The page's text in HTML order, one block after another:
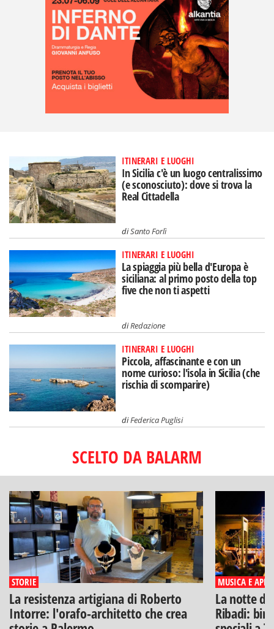
ITINERARI E LUOGHI
In Sicilia c'è un luogo centralissimo
(e sconosciuto): dove si trova la
Real Cittadella
diSanto Forlì
ITINERARI E LUOGHI
La spiaggia più bella d'Europa è
siciliana: al primo posto della top
five che non ti aspetti
diRedazione
ITINERARI E LUOGHI
Piccola, affascinante e con un
nome curioso: l'isola in Sicilia (che
rischia di scomparire)
diFederica Puglisi
SCELTO DA BALARM
STORIE
La resistenza artigiana di Roberto
Intorre: l'orafo-architetto che crea
MUSICA E
La notte di
Ribadi: